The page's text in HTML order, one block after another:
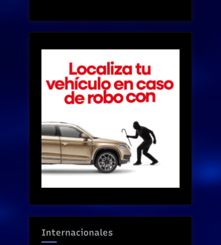
Internacionales